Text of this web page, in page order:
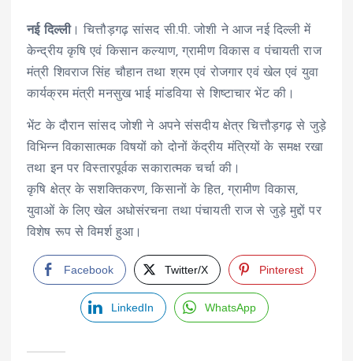
नई दिल्ली। चित्तौड़गढ़ सांसद सी.पी. जोशी ने आज नई दिल्ली में
केन्द्रीय कृषि एवं किसान कल्याण, ग्रामीण विकास व पंचायती राज
मंत्री शिवराज सिंह चौहान तथा श्रम एवं रोजगार एवं खेल एवं युवा
कार्यक्रम मंत्री मनसुख भाई मांडविया से शिष्टाचार भेंट की।
भेंट के दौरान सांसद जोशी ने अपने संसदीय क्षेत्र चित्तौड़गढ़ से जुड़े
विभिन्न विकासात्मक विषयों को दोनों केंद्रीय मंत्रियों के समक्ष रखा
तथा इन पर विस्तारपूर्वक सकारात्मक चर्चा की।
कृषि क्षेत्र के सशक्तिकरण, किसानों के हित, ग्रामीण विकास,
युवाओं के लिए खेल अधोसंरचना तथा पंचायती राज से जुड़े मुद्दों पर
विशेष रूप से विमर्श हुआ।
Facebook Twitter/X Pinterest
LinkedIn WhatsApp